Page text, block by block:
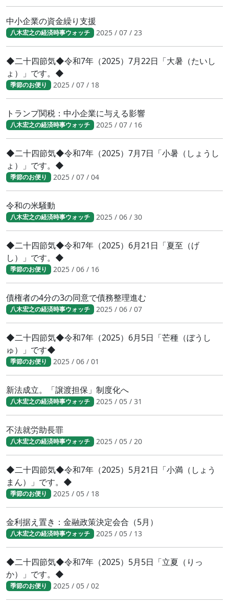
中小企業の資金繰り支援
八木宏之の経済時事ウォッチ 2025 / 07 / 23
◆二十四節気◆令和7年（2025）7月22日「大暑（たいし
ょ）」です。◆
季節のお便り 2025 / 07 / 18
トランプ関税：中小企業に与える影響
八木宏之の経済時事ウォッチ 2025 / 07 / 16
◆二十四節気◆令和7年（2025）7月7日「小暑（しょうし
ょ）」です。◆
季節のお便り 2025 / 07 / 04
令和の米騒動
八木宏之の経済時事ウォッチ 2025 / 06 / 30
◆二十四節気◆令和7年（2025）6月21日「夏至（げ
し）」です。◆
季節のお便り 2025 / 06 / 16
債権者の4分の3の同意で債務整理進む
八木宏之の経済時事ウォッチ 2025 / 06 / 07
◆二十四節気◆令和7年（2025）6月5日「芒種（ぼうし
ゅ）」です◆
季節のお便り 2025 / 06 / 01
新法成立。「譲渡担保」制度化へ
八木宏之の経済時事ウォッチ 2025 / 05 / 31
不法就労助長罪
八木宏之の経済時事ウォッチ 2025 / 05 / 20
◆二十四節気◆令和7年（2025）5月21日「小満（しょう
まん）」です。◆
季節のお便り 2025 / 05 / 18
金利据え置き：金融政策決定会合（5月）
八木宏之の経済時事ウォッチ 2025 / 05 / 13
◆二十四節気◆令和7年（2025）5月5日「立夏（りっ
か）」です。◆
季節のお便り 2025 / 05 / 02